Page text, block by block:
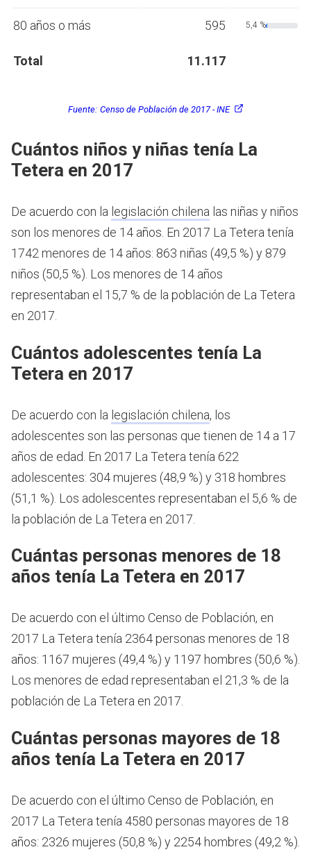
80 años o más 595 5,4 %
Total 11.117
Fuente: Censo de Población de 2017 - INE
Cuántos niños y niñas tenía La
Tetera en 2017
De acuerdo con la legislación chilena las niñas y niños
son los menores de 14 años. En 2017 La Tetera tenía
1742 menores de 14 años: 863 niñas (49,5 %) y 879
niños (50,5 %). Los menores de 14 años
representaban el 15,7 % de la población de La Tetera
en 2017.
Cuántos adolescentes tenía La
Tetera en 2017
De acuerdo con la legislación chilena, los
adolescentes son las personas que tienen de 14 a 17
años de edad. En 2017 La Tetera tenía 622
adolescentes: 304 mujeres (48,9 %) y 318 hombres
(51,1 %). Los adolescentes representaban el 5,6 % de
la población de La Tetera en 2017.
Cuántas personas menores de 18
años tenía La Tetera en 2017
De acuerdo con el último Censo de Población, en
2017 La Tetera tenía 2364 personas menores de 18
años: 1167 mujeres (49,4 %) y 1197 hombres (50,6 %).
Los menores de edad representaban el 21,3 % de la
población de La Tetera en 2017.
Cuántas personas mayores de 18
años tenía La Tetera en 2017
De acuerdo con el último Censo de Población, en
2017 La Tetera tenía 4580 personas mayores de 18
años: 2326 mujeres (50,8 %) y 2254 hombres (49,2 %).